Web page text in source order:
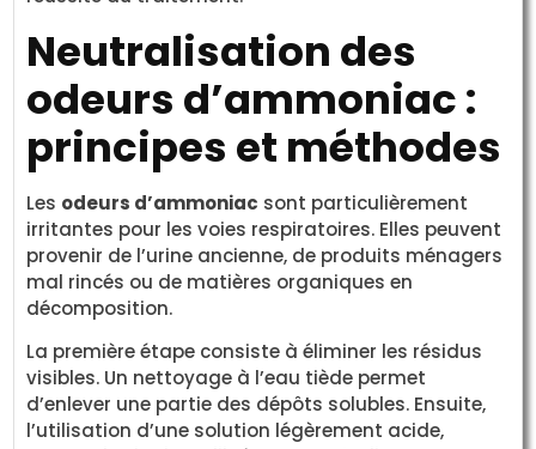
Neutralisation des
odeurs d’ammoniac :
principes et méthodes
Les odeurs d’ammoniac sont particulièrement
irritantes pour les voies respiratoires. Elles peuvent
provenir de l’urine ancienne, de produits ménagers
mal rincés ou de matières organiques en
décomposition.
La première étape consiste à éliminer les résidus
visibles. Un nettoyage à l’eau tiède permet
d’enlever une partie des dépôts solubles. Ensuite,
l’utilisation d’une solution légèrement acide,